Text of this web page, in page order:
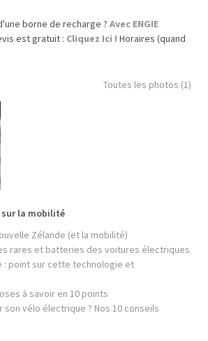
borne de recharge ? Avec ENGIE
est gratuit : Cliquez Ici ! Horaires (quand
Toutes les photos (1)
la mobilité
Zélande (et la mobilité)
rares et batteries des voitures électriques
: point sur cette technologie et
à savoir en 10 points
son vélo électrique ? Nos 10 conseils